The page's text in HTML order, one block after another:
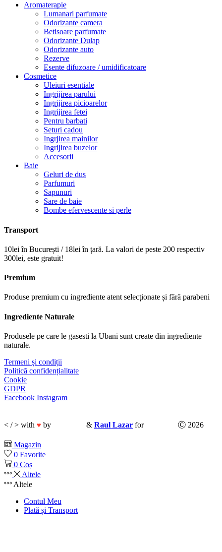
Aromaterapie
Lumanari parfumate
Odorizante camera
Betisoare parfumate
Odorizante Dulap
Odorizante auto
Rezerve
Esente difuzoare / umidificatoare
Cosmetice
Uleiuri esentiale
Ingrijirea parului
Ingrijirea picioarelor
Ingrijirea fetei
Pentru barbati
Seturi cadou
Ingrjirea mainilor
Ingrijirea buzelor
Accesorii
Baie
Geluri de dus
Parfumuri
Sapunuri
Sare de baie
Bombe efervescente si perle
Transport
10lei în București / 18lei în țară. La valori de peste 200 respectiv
300lei, este gratuit!
Premium
Produse premium cu ingrediente atent selecționate și fără parabeni
Ingrediente Naturale
Produsele pe care le gasesti la Ubani sunt create din ingrediente
naturale.​
Termeni și condiții
Politică confidențialitate
Cookie
GDPR
Facebook Instagram
< / > with ♥ by & Raul Lazar for Ⓒ 2026
Magazin
0 Favorite
0 Coș
Altele
Altele
Contul Meu
Plată și Transport